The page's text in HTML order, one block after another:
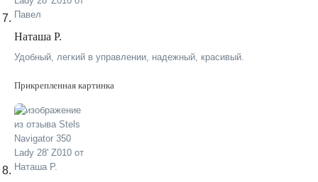
Наташа Р.
Удобный, легкий в управлении, надежный, красивый.
Прикрепленная картинка